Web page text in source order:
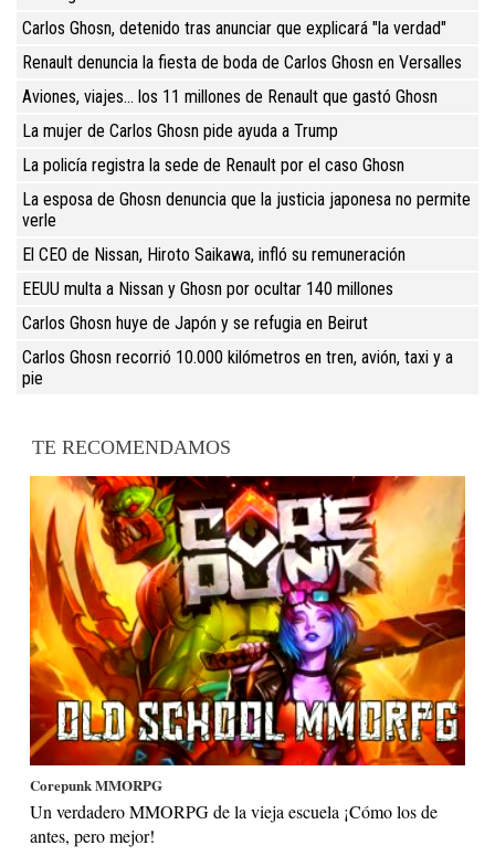
Carlos Ghosn, detenido tras anunciar que explicará "la verdad"
Renault denuncia la fiesta de boda de Carlos Ghosn en Versalles
Aviones, viajes... los 11 millones de Renault que gastó Ghosn
La mujer de Carlos Ghosn pide ayuda a Trump
La policía registra la sede de Renault por el caso Ghosn
La esposa de Ghosn denuncia que la justicia japonesa no permite
verle
El CEO de Nissan, Hiroto Saikawa, infló su remuneración
EEUU multa a Nissan y Ghosn por ocultar 140 millones
Carlos Ghosn huye de Japón y se refugia en Beirut
Carlos Ghosn recorrió 10.000 kilómetros en tren, avión, taxi y a
pie
TE RECOMENDAMOS
Corepunk MMORPG
Un verdadero MMORPG de la vieja escuela ¡Cómo los de
antes, pero mejor!